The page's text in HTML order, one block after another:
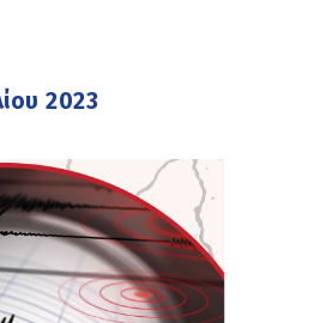
2023